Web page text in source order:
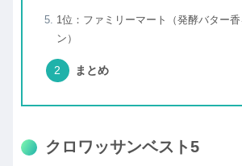
1位：ファミリーマート（発酵バター
ン）
まとめ
クロワッサンベスト5